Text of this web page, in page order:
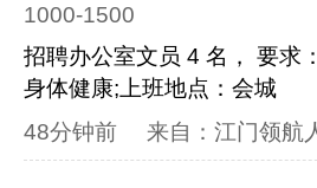
1000-1500
招聘办公室文员 4 名， 要求
身体健康;上班地点：会城
48分钟前 来自： 江门领航